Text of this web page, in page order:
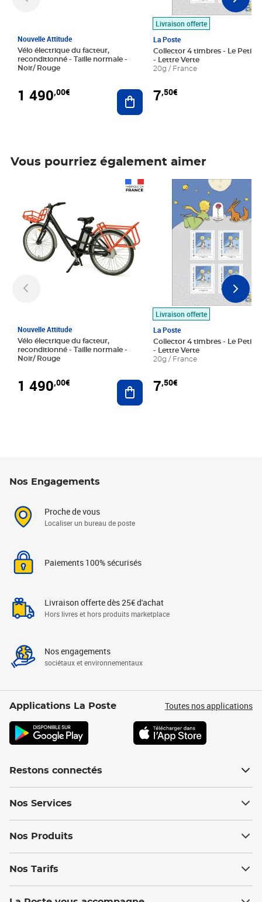
Nouvelle Attitude
Vélo électrique du facteur,
reconditionné - Taille normale -
Noir/ Rouge
1 490,00€ Ajouter au panier
Livraison offerte
La Poste
Collector 4 timbres - Le Petit
- Lettre Verte
20g / France
7,50€
Vous pourriez également aimer
Nouvelle Attitude
Vélo électrique du facteur,
reconditionné - Taille normale -
Noir/ Rouge
1 490,00€ Ajouter au panier
Livraison offerte
La Poste
Collector 4 timbres - Le Petit
- Lettre Verte
20g / France
7,50€
Prix 7,50€
Nos Engagements
Proche de vous
Localiser un bureau de poste
Paiements 100% sécurisés
Livraison offerte dès 25€ d'achat
Hors livres et hors produits marketplace
Nos engagements
sociétaux et environnementaux
Applications La Poste Toutes nos applications
Restons connectés
Nos Services
Nos Produits
Nos Tarifs